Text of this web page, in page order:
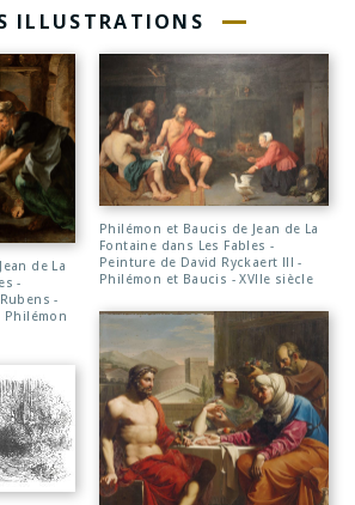
ILLUSTRATIONS
de La
-
-
Philémon
Philémon et Baucis de Jean de La
Fontaine dans Les Fables -
Peinture de David Ryckaert III -
Philémon et Baucis - XVIIe siècle